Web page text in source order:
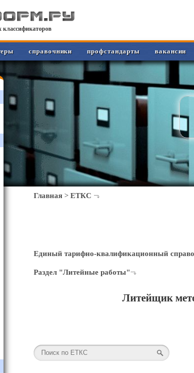
классификаторов
справочники профстандарты вакансии
Главная > ЕТКС
Единый тарифно-квалификационный
Раздел "Литейные работы"
Литейщик